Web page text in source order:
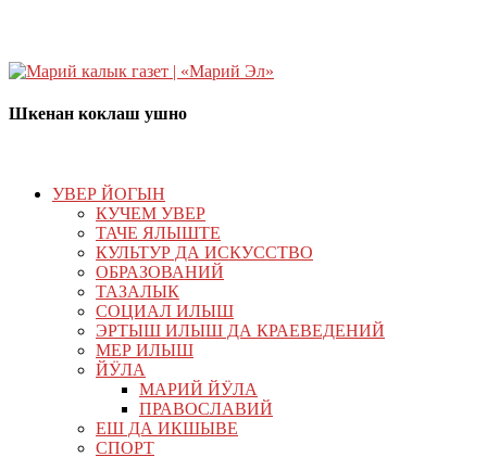
Шкенан коклаш ушно
УВЕР ЙОГЫН
КУЧЕМ УВЕР
ТАЧЕ ЯЛЫШТЕ
КУЛЬТУР ДА ИСКУССТВО
ОБРАЗОВАНИЙ
ТАЗАЛЫК
СОЦИАЛ ИЛЫШ
ЭРТЫШ ИЛЫШ ДА КРАЕВЕДЕНИЙ
МЕР ИЛЫШ
ЙӰЛА
МАРИЙ ЙӰЛА
ПРАВОСЛАВИЙ
ЕШ ДА ИКШЫВЕ
СПОРТ